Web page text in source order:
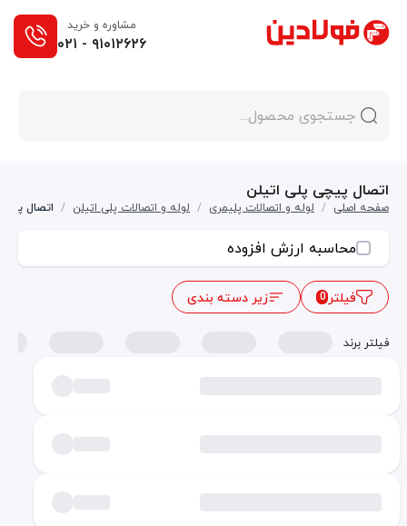
مشاوره و خرید
۰۲۱ - ۹۱۰۱۲۶۲۶
اتصال پیچی پلی اتیلن
صفحه اصلی / لوله و اتصالات پلیمری / لوله و اتصالات پلی اتیلن / اتصال
محاسبه ارزش افزوده
فیلتر0 زیر دسته بندی
فیلتر برند